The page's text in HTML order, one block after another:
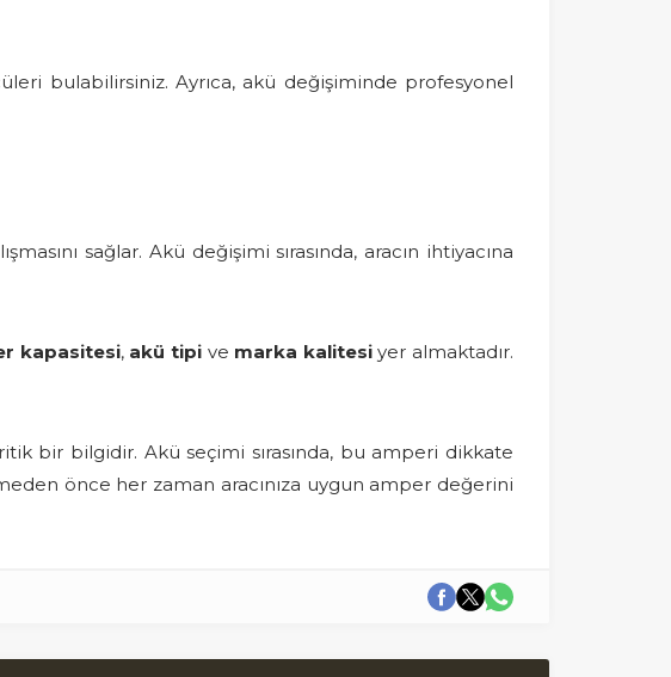
bulabilirsiniz. Ayrıca, akü değişiminde profesyonel
sağlar. Akü değişimi sırasında, aracın ihtiyacına
kapasitesi, akü tipi ve marka kalitesiyer almaktadır.
bir bilgidir. Akü seçimi sırasında, bu amperi dikkate
önce her zaman aracınıza uygun amper değerini